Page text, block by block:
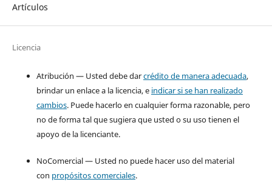
Artículos
Licencia
Atribución — Usted debe darcrédito de manera adecuada,
brindar un enlace a la licencia, e indicar si se han realizado
cambios. Puede hacerlo en cualquier forma razonable, pero
no de forma tal que sugiera que usted o su uso tienen el
apoyo de la licenciante.
NoComercial — Usted no puede hacer uso del material
con propósitos comerciales.